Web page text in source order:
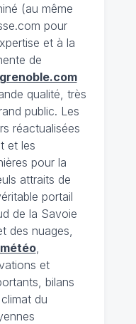
(au même
pour
et à la
de
qualité, très
public. Les
réactualisées
et les
pour la
attraits de
portail
de la Savoie
des nuages,
,
et
bilans
du